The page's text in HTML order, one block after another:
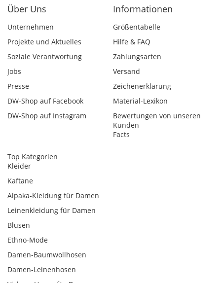
Über Uns
Unternehmen
Projekte und Aktuelles
Soziale Verantwortung
Jobs
Presse
DW-Shop auf Facebook
DW-Shop auf Instagram
Informationen
Größentabelle
Hilfe & FAQ
Zahlungsarten
Versand
Zeichenerklärung
Material-Lexikon
Bewertungen von unseren
Kunden
Facts
Top Kategorien
Kleider
Kaftane
Alpaka-Kleidung für Damen
Leinenkleidung für Damen
Blusen
Ethno-Mode
Damen-Baumwollhosen
Damen-Leinenhosen